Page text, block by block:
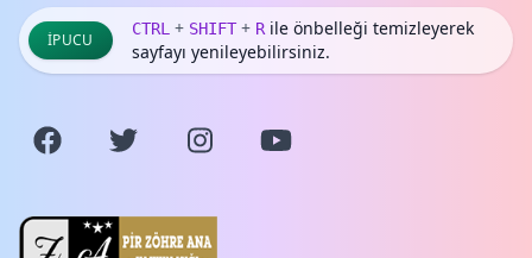
İPUCU
CTRL + SHIFT + Rile önbelleği temizleyerek
sayfayı yenileyebilirsiniz.